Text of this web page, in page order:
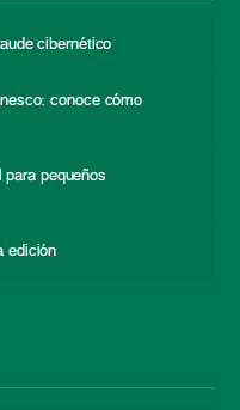
cibernético
conoce cómo
pequeños
edición